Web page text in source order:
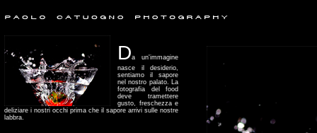
Da un'immagine
nasce il desiderio,
sentiamo il sapore
nel nostro palato. La
fotografia del food
deve tramettere
gusto, freschezza e
deliziare i nostri occhi prima che il sapore arrivi sulle nostre
labbra.